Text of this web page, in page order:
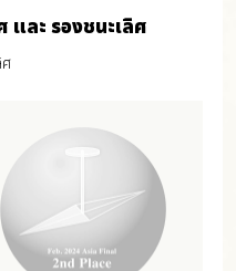
และ รองชนะเลิศ